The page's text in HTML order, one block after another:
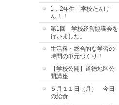
1，2年生 学校たんけ
ん！！
第1回 学校経営協議会を
行いました。
生活科・総合的な学習の
時間の単元づくり！
【学校公開】道徳地区公
開講座
５月１１日（月） 今日
の給食